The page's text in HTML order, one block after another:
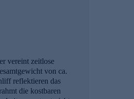
vereint zeitlose
von ca.
reflektieren das
die kostbaren